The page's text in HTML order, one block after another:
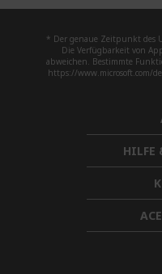
* Der genaue Zeitpunkt des
Die Verfügbarkeit von
abweichen. Bestimmte
https://www.microsoft.com/
HILFE